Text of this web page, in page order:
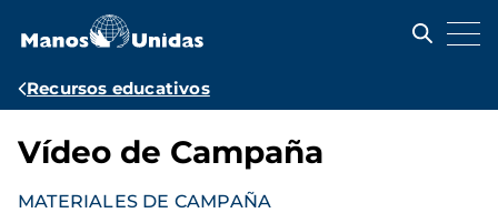
contenido
Ruta
navegación
Recursos educativos
Vídeo de Campaña
MATERIALES DE CAMPAÑA